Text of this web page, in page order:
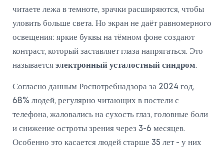
читаете лежа в темноте, зрачки расширяются, чтобы
уловить больше света. Но экран не даёт равномерного
освещения: яркие буквы на тёмном фоне создают
контраст, который заставляет глаза напрягаться. Это
называется электронный усталостный синдром.
Согласно данным Роспотребнадзора за 2024 год,
68% людей, регулярно читающих в постели с
телефона, жаловались на сухость глаз, головные боли
и снижение остроты зрения через 3-6 месяцев.
Особенно это касается людей старше 35 лет - у них